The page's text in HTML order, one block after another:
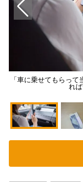
「車に乗せてもらっ
れ